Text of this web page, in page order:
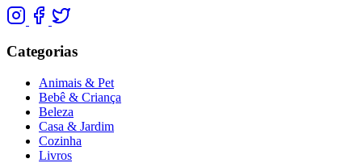
Categorias
Animais & Pet
Bebê & Criança
Beleza
Casa & Jardim
Cozinha
Livros